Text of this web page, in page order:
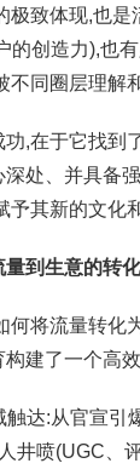
极致体现,也是
的创造力),也
同圈层理解
,在于它找到
处、并具备
其新的文化
到生意的转
何将流量转化
建了一个高
触达:从官宣引
井喷(UGC、